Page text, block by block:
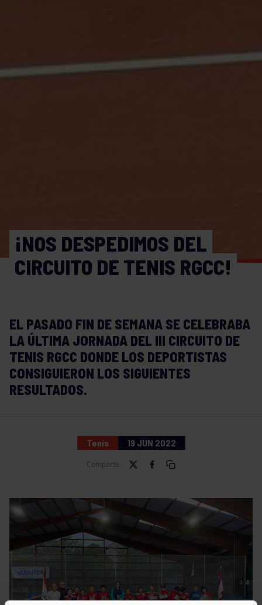
¡NOS DESPEDIMOS DEL
CIRCUITO DE TENIS RGCC!
EL PASADO FIN DE SEMANA SE CELEBRABA
LA ÚLTIMA JORNADA DEL III CIRCUITO DE
TENIS RGCC DONDE LOS DEPORTISTAS
CONSIGUIERON LOS SIGUIENTES
RESULTADOS.
Tenis 19 JUN 2022
Comparte